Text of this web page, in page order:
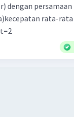
dengan
rata-